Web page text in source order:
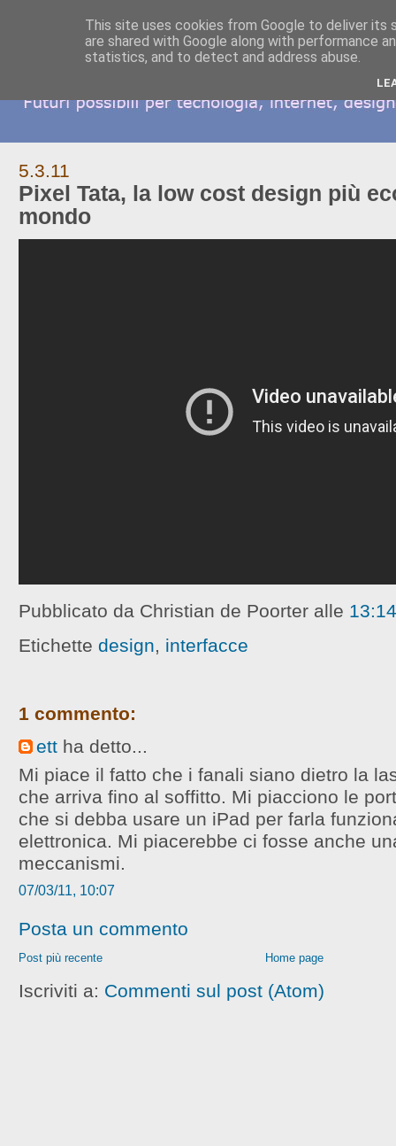
5.3.11
Pixel Tata, la low cost design più
mondo
Pubblicato da Christian de Poorter alle 13:14
Etichette design, interfacce
1 commento:
ettha detto...
Mi piace il fatto che i fanali siano dietro la
che arriva fino al soffitto. Mi piacciono le
che si debba usare un iPad per farla
elettronica. Mi piacerebbe ci fosse anche
meccanismi.
07/03/11, 10:07
Posta un commento
Post più recente Home page
Iscriviti a: Commenti sul post (Atom)
This site uses cookies from Google to deliver its
are shared with Google along with performance
statistics, and to detect and address abuse.